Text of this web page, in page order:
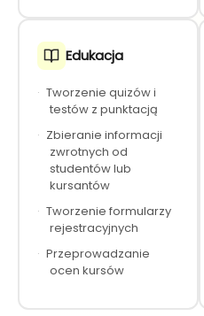
Edukacja
· Tworzenie quizów i
testów z punktacją
· Zbieranie informacji
zwrotnych od
studentów lub
kursantów
· Tworzenie formularzy
rejestracyjnych
· Przeprowadzanie
ocen kursów